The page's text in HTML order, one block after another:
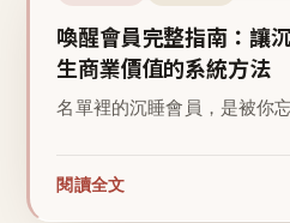
喚醒會員完整指南：讓
生商業價值的系統方法
名單裡的沉睡會員，是被你
閱讀全文